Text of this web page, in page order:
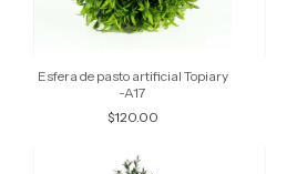
Esfera de pasto artificial Topiary
-A17
$120.00